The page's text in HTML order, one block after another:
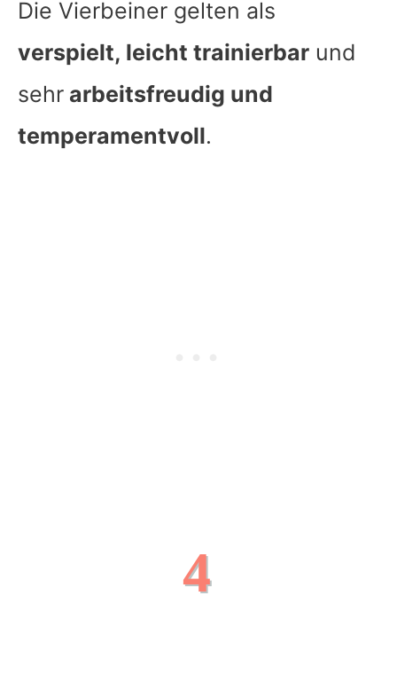
Die Vierbeiner gelten als
verspielt, leicht trainierbarund
sehrarbeitsfreudig und
temperamentvoll.
4